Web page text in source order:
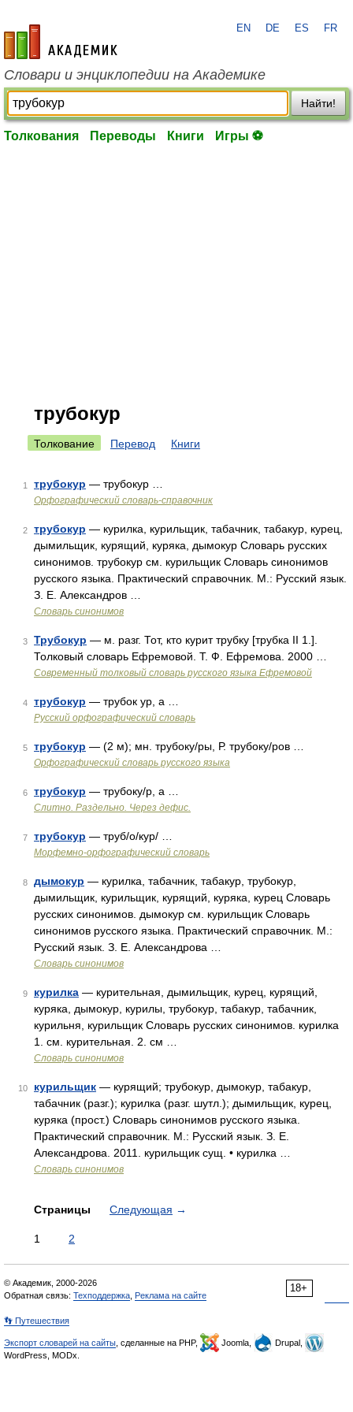
academic.ru
EN DE ES FR
Словари и энциклопедии на Академике
Найти!
Толкования Переводы Книги Игры ⚽
трубокур
Толкование Перевод Книги
1 трубокур — трубокур …
Орфографический словарь-справочник
2 трубокур — курилка, курильщик, табачник, табакур, курец,
дымильщик, курящий, куряка, дымокур Словарь русских
синонимов. трубокур см. курильщик Словарь синонимов
русского языка. Практический справочник. М.: Русский язык.
З. Е. Александров …
Словарь синонимов
3 Трубокур — м. разг. Тот, кто курит трубку [трубка II 1.].
Толковый словарь Ефремовой. Т. Ф. Ефремова. 2000 …
Современный толковый словарь русского языка Ефремовой
4 трубокур — трубок ур, а …
Русский орфографический словарь
5 трубокур — (2 м); мн. трубоку/ры, Р. трубоку/ров …
Орфографический словарь русского языка
6 трубокур — трубоку/р, а …
Слитно. Раздельно. Через дефис.
7 трубокур — труб/о/кур/ …
Морфемно-орфографический словарь
8 дымокур — курилка, табачник, табакур, трубокур,
дымильщик, курильщик, курящий, куряка, курец Словарь
русских синонимов. дымокур см. курильщик Словарь
синонимов русского языка. Практический справочник. М.:
Русский язык. З. Е. Александрова …
Словарь синонимов
9 курилка — курительная, дымильщик, курец, курящий,
куряка, дымокур, курилы, трубокур, табакур, табачник,
курильня, курильщик Словарь русских синонимов. курилка
1. см. курительная. 2. см …
Словарь синонимов
10 курильщик — курящий; трубокур, дымокур, табакур,
табачник (разг.); курилка (разг. шутл.); дымильщик, курец,
куряка (прост.) Словарь синонимов русского языка.
Практический справочник. М.: Русский язык. З. Е.
Александрова. 2011. курильщик сущ. • курилка …
Словарь синонимов
Страницы Следующая →
1 2
18+
© Академик, 2000-2026
Обратная связь: Техподдержка Реклама на сайте
👣 Путешествия
Экспорт словарей на сайты , сделанные на PHP, Joomla,
Drupal,
WordPress, MODx.